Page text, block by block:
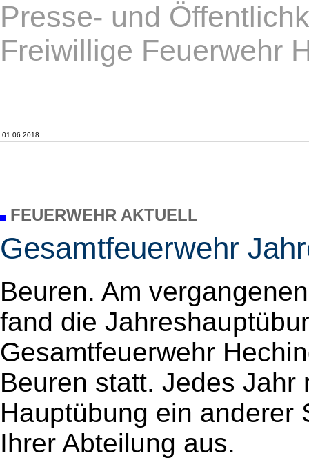
Presse- und
Freiwillige Feuerwehr
01.06.2018
FEUERWEHR AKTUELL
Gesamtfeuerwehr
Beuren. Am
fand die
Gesamtfeuerwehr
Beuren statt. Jedes Jahr
Hauptübung ein anderer
Ihrer Abteilung aus.